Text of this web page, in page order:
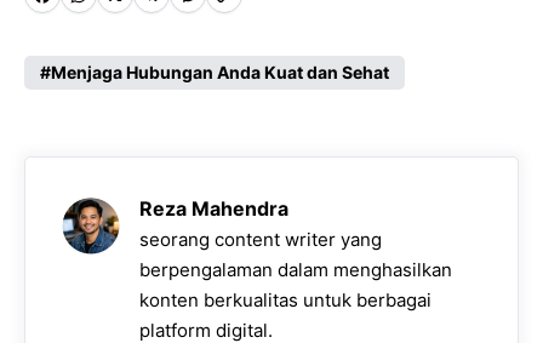
c
b
a
s
A
p
l
g
r
a
m
s
e
n
g
e
r
p
L
i
n
k
Menjaga Hubungan Anda Kuat dan Sehat
Reza Mahendra
seorang content writer yang
berpengalaman dalam menghasilkan
konten berkualitas untuk berbagai
platform digital.